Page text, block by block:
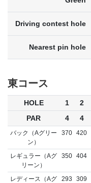
Driving contest hole
Nearest pin hole
東コース
HOLE 1 2
PAR
4 4
バック（Aグリー
ン）
370 420
レギュラー（Aグ
リーン）
350 404
レディース（Aグ
293 309